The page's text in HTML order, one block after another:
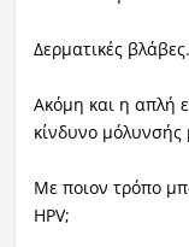
Δερματικές βλάβες.
Ακόμη και η απλή
κίνδυνο μόλυνσής
Με ποιον τρόπο
HPV;